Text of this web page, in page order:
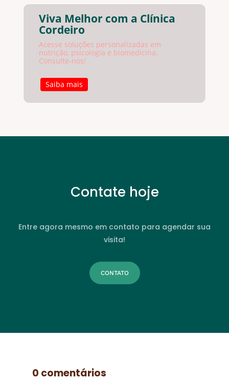
Viva Melhor com a Clínica
Cordeiro
Acesse soluções personalizadas em
nutrição, psicologia e biomedicina.
Consulte-nos!
Saiba mais
Contate hoje
Entre agora mesmo em contato para agendar sua
visita!
CONTATO
0 comentários